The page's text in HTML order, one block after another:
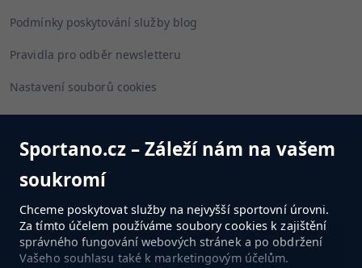
Sportano.cz – Záleží nám na vašem
soukromí
Chceme poskytovat služby na nejvyšší sportovní úrovni.
Za tímto účelem používáme soubory cookies k zajištění
správného fungování webových stránek a po obdržení
Vašeho souhlasu také k marketingovým účelům.
Podmínky poskytování služby blog
Pravidla pro odběr newsletteru
Nastavení souborů cookies
Sleduj nás
PŘEJÍT DO OBCHODU